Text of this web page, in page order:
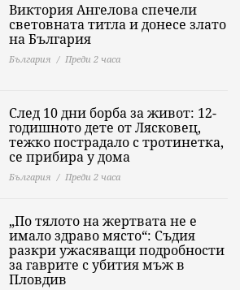
Виктория Ангелова спечели
световната титла и донесе злато
на България
България Преди 2 часа
След 10 дни борба за живот: 12-
годишното дете от Лясковец,
тежко пострадало с тротинетка,
се прибира у дома
България Преди 2 часа
„По тялото на жертвата не е
имало здраво място“: Съдия
разкри ужасяващи подробности
за гаврите с убития мъж в
Пловдив